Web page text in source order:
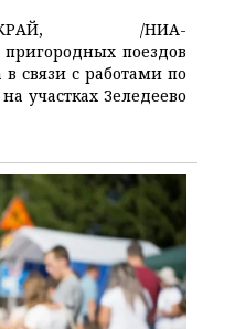
КРАЙ, /НИА-
поездов
связи с работами по
участках Зеледеево